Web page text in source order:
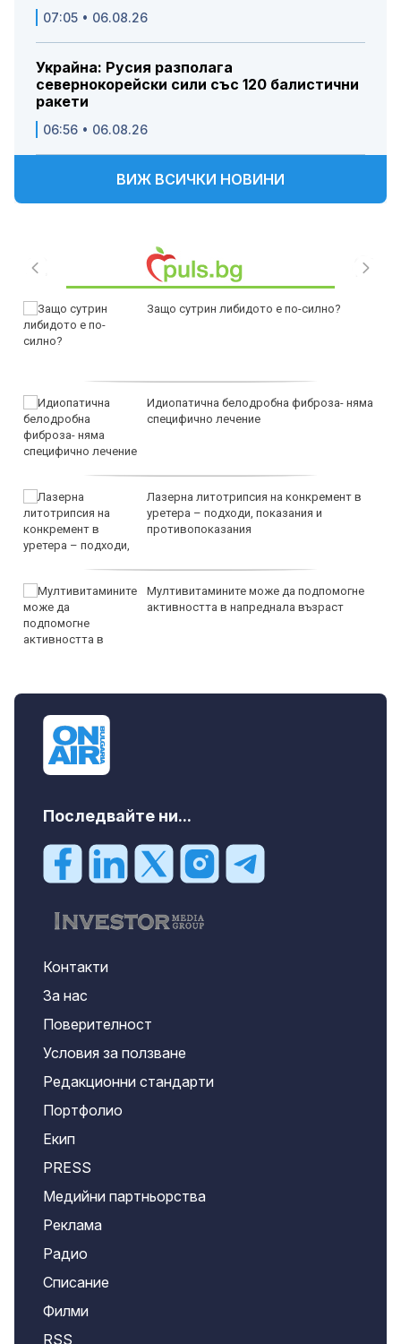
07:05 • 06.08.26
Украйна: Русия разполага
севернокорейски сили със 120 балистични
ракети
06:56 • 06.08.26
ВИЖ ВСИЧКИ НОВИНИ
Защо сутрин либидото е по-силно?
Идиопатична белодробна фиброза- няма
специфично лечение
Лазерна литотрипсия на конкремент в
уретера – подходи, показания и
противопоказания
Мултивитамините може да подпомогне
активността в напреднала възраст
Последвайте ни...
Контакти
За нас
Поверителност
Условия за ползване
Редакционни стандарти
Портфолио
Екип
PRESS
Медийни партньорства
Реклама
Радио
Списание
Филми
RSS